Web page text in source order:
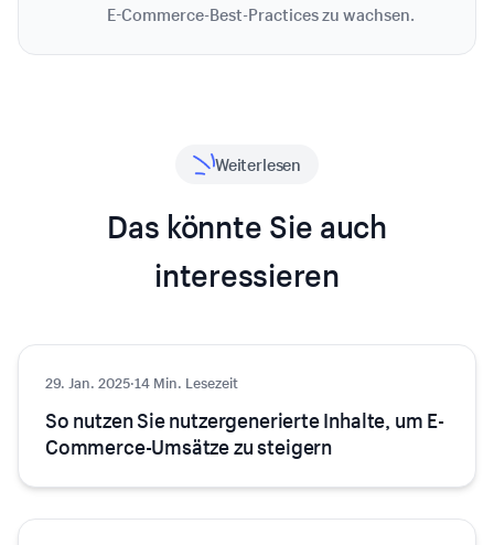
E-Commerce-Best-Practices zu wachsen.
Weiterlesen
Das könnte Sie auch
interessieren
Marketing
29. Jan. 2025·14 Min. Lesezeit
So nutzen Sie nutzergenerierte Inhalte, um E-
Commerce-Umsätze zu steigern